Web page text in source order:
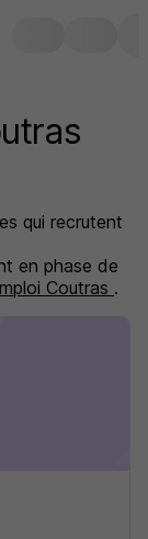
qui recrutent
en phase de
Coutras .